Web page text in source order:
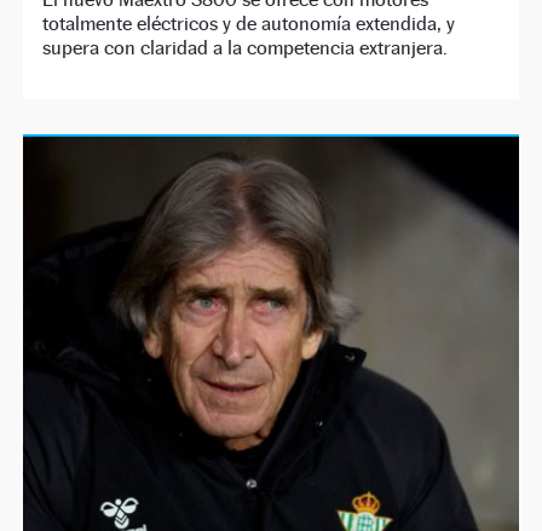
totalmente eléctricos y de autonomía extendida, y
supera con claridad a la competencia extranjera.